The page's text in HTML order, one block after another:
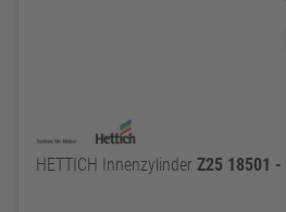
HETTICH Innenzylinder Z25 18501 -